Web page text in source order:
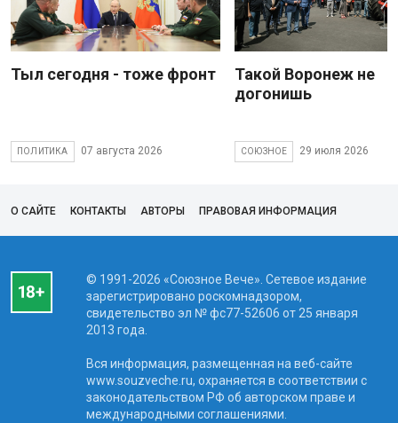
Тыл сегодня - тоже фронт
ПОЛИТИКА 07 августа 2026
Такой Воронеж не
догонишь
СОЮЗНОЕ 29 июля 2026
О САЙТЕ КОНТАКТЫ АВТОРЫ ПРАВОВАЯ ИНФОРМАЦИЯ
© 1991-2026 «Союзное Вече». Сетевое издание
зарегистрировано роскомнадзором,
свидетельство эл № фc77-52606 от 25 января
2013 года.
Вся информация, размещенная на веб-сайте
www.souzveche.ru, охраняется в соответствии с
законодательством РФ об авторском праве и
международными соглашениями.